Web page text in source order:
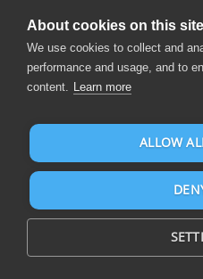
능
CSV 및 105개 이상의 데이터 소
About cookies on this site
We use cookies to collect and
performance and usage, and to
content. Learn more
ALLOW